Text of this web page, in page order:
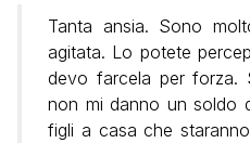
Tanta ansia. Sono
agitata. Lo potete
devo farcela per forza.
non mi danno un soldo
figli a casa che